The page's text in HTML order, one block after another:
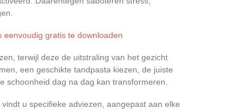
gratis te downloaden
terwijl deze de uitstraling van het gezicht
een geschikte tandpasta kiezen, de juiste
schoonheid dag na dag kan transformeren.
u specifieke adviezen, aangepast aan elke